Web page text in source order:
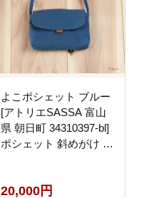
よこポシェット ブルー
[アトリエSASSA 富山
県 朝日町 34310397-bl]
ポシェット 斜めがけ バ
シンプル レザー
20,000円